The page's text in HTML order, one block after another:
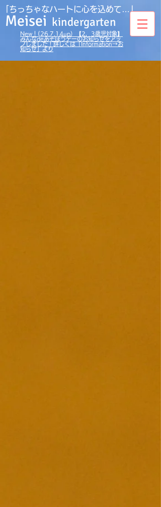
｢ちっちゃなハートに心を込めて…」
Meisei kindergarten
New！(26.7.14up）【2，3歳児対象】
みんなdeあそぼうデーのお知らせをアッ
プしました！詳しくは「Information→お
知らせ」より